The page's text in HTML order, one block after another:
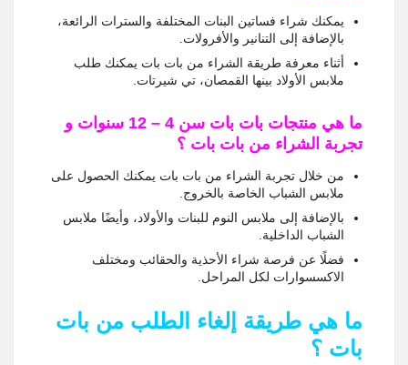
يمكنك شراء فساتين البنات المختلفة والسترات الرائعة،
بالإضافة إلى التنانير والأفرولات.
أثناء معرفة طريقة الشراء من بات بات يمكنك طلب
ملابس الأولاد بينها القمصان، تي شيرتات.
ما هي منتجات بات بات سن 4 – 12 سنوات و
تجربة الشراء من بات بات ؟
من خلال تجربة الشراء من بات بات يمكنك الحصول على
ملابس الشباب الخاصة بالخروج.
بالإضافة إلى ملابس النوم للبنات والأولاد، وأيضًا ملابس
الشباب الداخلية.
فضلًا عن فرصة شراء الأحذية والحقائب ومختلف
الاكسسوارات لكل المراحل.
ما هي طريقة إلغاء الطلب من بات
بات ؟